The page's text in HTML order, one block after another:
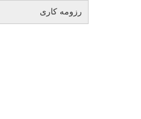
رزومه کاری